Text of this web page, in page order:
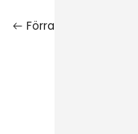
Förra